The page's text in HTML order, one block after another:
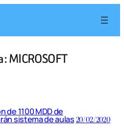
MICROSOFT
de 1100 MDD de
sistema de aulas20/02/2020